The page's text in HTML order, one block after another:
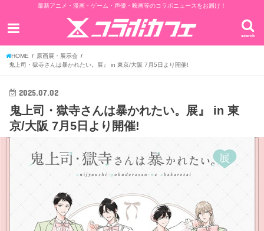
最新アニメ・漫画・ゲーム・声優・映画等のコラボニュースをお届け！
search
HOME
原画展・展示会
鬼上司・獄寺さんは暴かれたい。展』 in 東京/大阪 7月5日より開催!
2025.07.02
鬼上司・獄寺さんは暴かれたい。展』 in 東
京/大阪 7月5日より開催!